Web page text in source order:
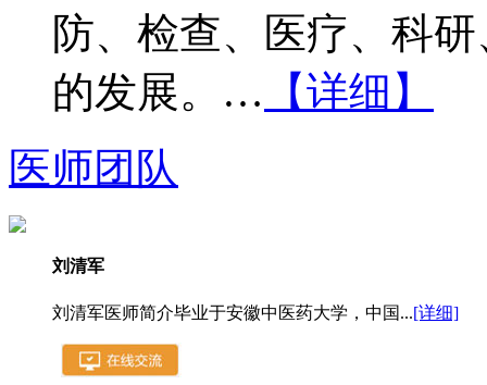
防、检查、医疗、科
的发展。… 【详细】
医师团队
刘清军
刘清军医师简介毕业于安徽中医药大学，中国...[详细]